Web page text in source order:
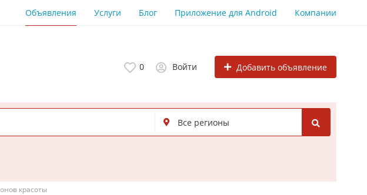
Объявления Услуги Блог Приложение для Android Компании
0 Войти Добавить объявление
красоты